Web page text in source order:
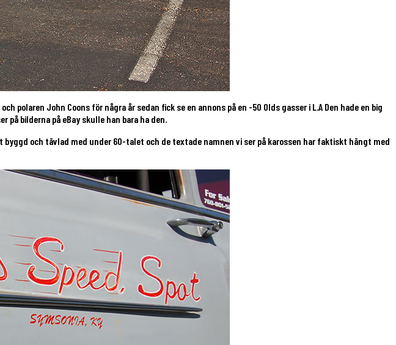
polaren John Coons för några år sedan fick se en annons på en -50 Olds gasser i L.A Den hade en big
på bilderna på eBay skulle han bara ha den.
och tävlad med under 60-talet och de textade namnen vi ser på karossen har faktiskt hängt med